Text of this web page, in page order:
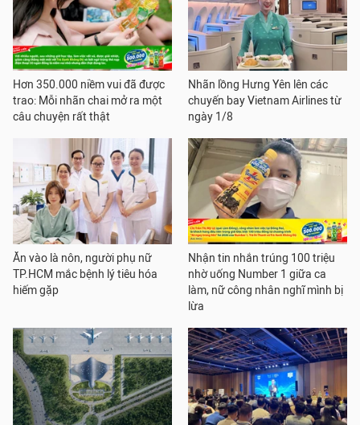
Hơn 350.000 niềm vui đã được
trao: Mỗi nhãn chai mở ra một
câu chuyện rất thật
Nhãn lồng Hưng Yên lên các
chuyến bay Vietnam Airlines từ
ngày 1/8
Ăn vào là nôn, người phụ nữ
TP.HCM mắc bệnh lý tiêu hóa
hiếm gặp
Nhận tin nhắn trúng 100 triệu
nhờ uống Number 1 giữa ca
làm, nữ công nhân nghĩ mình bị
lừa